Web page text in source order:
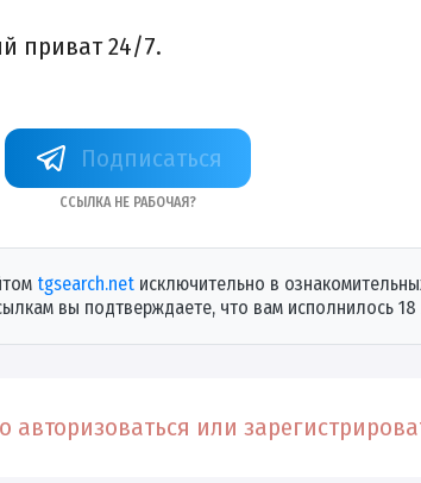
приват 24/7.
+oTGSdDxvHp82Zjk6
Ссылка не рабочая?
tgsearch.netисключительно в
вы подтверждаете, что вам исполнилось 18
или